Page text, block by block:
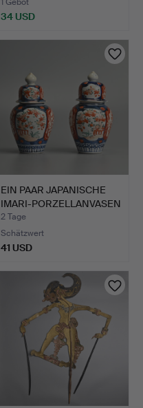
34 USD
EIN PAAR JAPANISCHE
IMARI-PORZELLANVASEN
M…
2 Tage
Schätzwert
41 USD